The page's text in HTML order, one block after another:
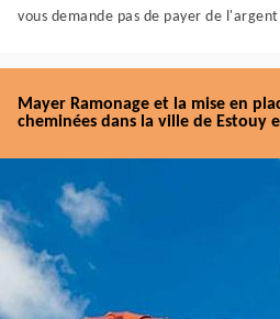
vous demande pas de payer de
Mayer Ramonage et la mise en
cheminées dans la ville de Estouy